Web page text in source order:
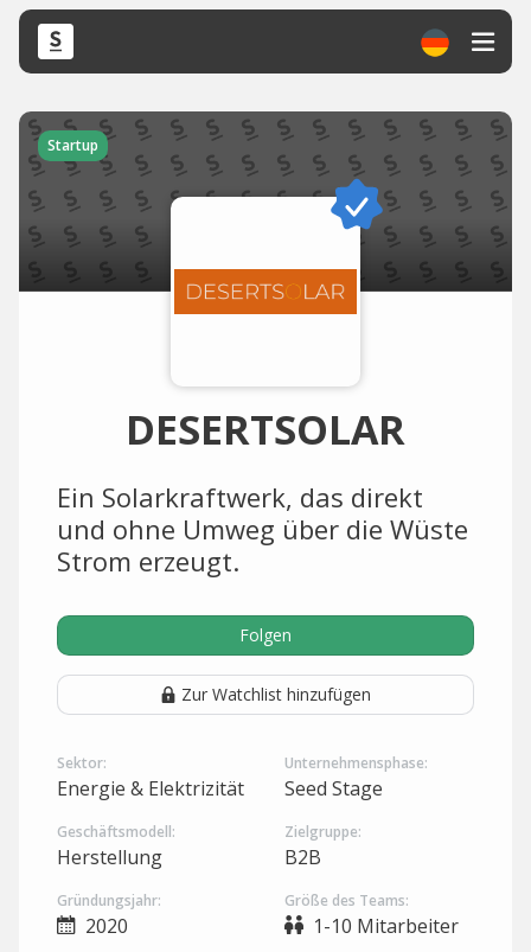
Startup
DESERTSOLAR
Ein Solarkraftwerk, das direkt
und ohne Umweg über die Wüste
Strom erzeugt.
Folgen
Zur Watchlist hinzufügen
Sektor:
Energie & Elektrizität
Unternehmensphase:
Seed Stage
Geschäftsmodell:
Herstellung
Zielgruppe:
B2B
Gründungsjahr:
2020
Größe des Teams:
1-10 Mitarbeiter